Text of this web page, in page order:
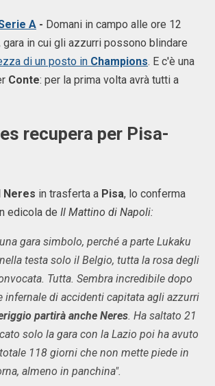
A - Domani in campo alle ore 12
gara in cui gli azzurri possono blindare
di un posto in Champions. E c'è una
Conte: per la prima volta avrà tutti a
recupera per Pisa-
Neres in trasferta a Pisa, lo conferma
edicola de Il Mattino di Napoli:
gara simbolo, perché a parte Lukaku
testa solo il Belgio, tutta la rosa degli
Tutta. Sembra incredibile dopo
infernale di accidenti capitata agli azzurri
partirà anche Neres. Ha saltato 21
solo la gara con la Lazio poi ha avuto
118 giorni che non mette piede in
almeno in panchina".